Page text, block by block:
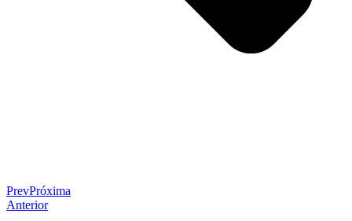
PrevPróxima
Anterior